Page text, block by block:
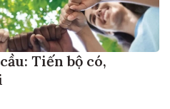
Tiến bộ có,